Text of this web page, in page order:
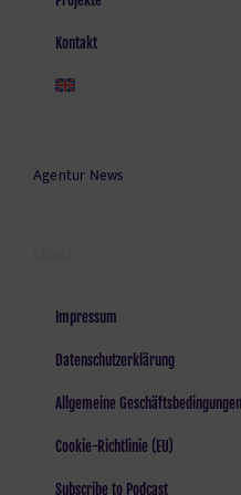
Kontakt
Agentur News
Impressum
Datenschutzerklärung
Allgemeine Geschäftsbedingungen
Cookie-Richtlinie (EU)
Subscribe to Podcast